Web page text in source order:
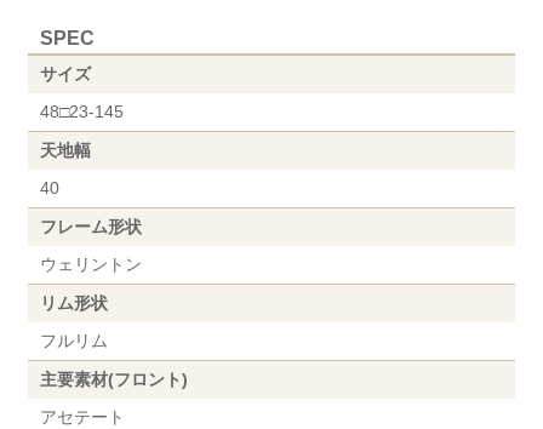
SPEC
サイズ
48□23-145
天地幅
40
フレーム形状
ウェリントン
リム形状
フルリム
主要素材(フロント)
アセテート